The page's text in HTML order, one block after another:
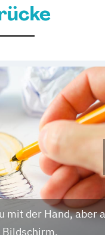
mit der Hand, aber